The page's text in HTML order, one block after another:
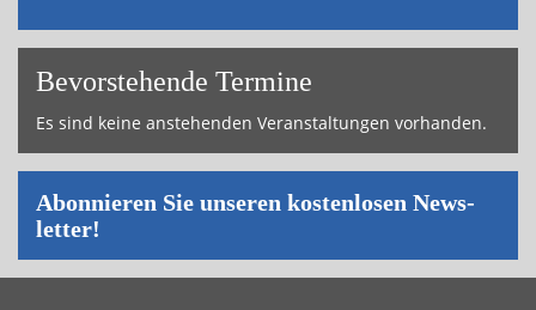
Bevor­ste­hende Ter­mi­ne
Es sind keine an­ste­hen­den Ver­an­stal­tun­gen vor­han­den.
Abon­nie­ren Sie un­se­ren kos­ten­lo­sen News­
let­ter!